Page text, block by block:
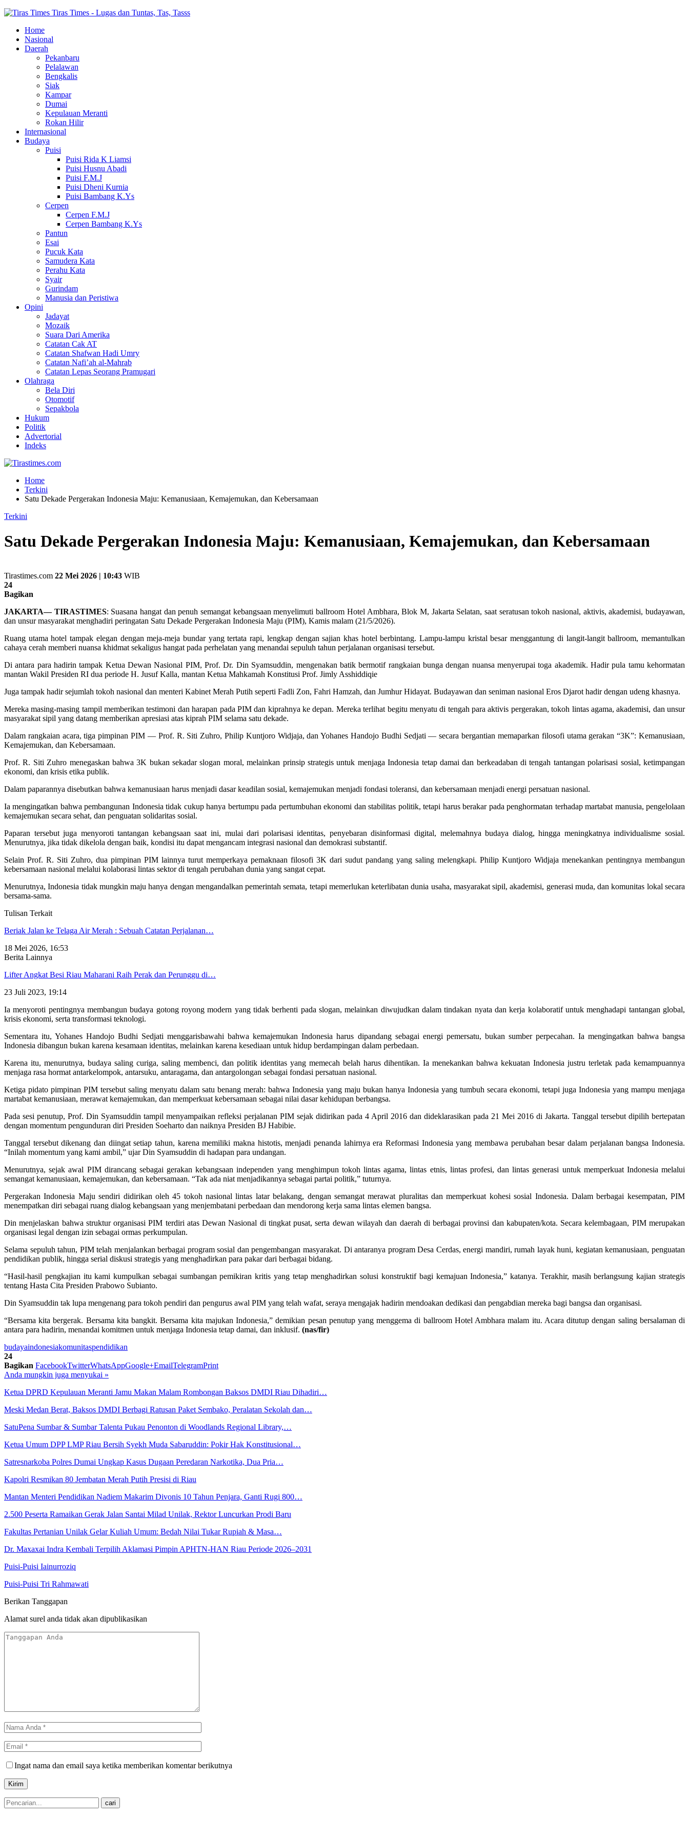
Tiras Times - Lugas dan Tuntas, Tas, Tasss
Home
Nasional
Daerah
Pekanbaru
Pelalawan
Bengkalis
Siak
Kampar
Dumai
Kepulauan Meranti
Rokan Hilir
Internasional
Budaya
Puisi
Puisi Rida K Liamsi
Puisi Husnu Abadi
Puisi F.M.J
Puisi Dheni Kurnia
Puisi Bambang K.Ys
Cerpen
Cerpen F.M.J
Cerpen Bambang K.Ys
Pantun
Esai
Pucuk Kata
Samudera Kata
Perahu Kata
Syair
Gurindam
Manusia dan Peristiwa
Opini
Jadayat
Mozaik
Suara Dari Amerika
Catatan Cak AT
Catatan Shafwan Hadi Umry
Catatan Nafi’ah al-Mahrab
Catatan Lepas Seorang Pramugari
Olahraga
Bela Diri
Otomotif
Sepakbola
Hukum
Politik
Advertorial
Indeks
Home
Terkini
Satu Dekade Pergerakan Indonesia Maju: Kemanusiaan, Kemajemukan, dan Kebersamaan
Terkini
Satu Dekade Pergerakan Indonesia Maju: Kemanusiaan, Kemajemukan, dan Kebersamaan
Tirastimes.com 22 Mei 2026 | 10:43 WIB
24
Bagikan
JAKARTA— TIRASTIMES: Suasana hangat dan penuh semangat kebangsaan menyelimuti ballroom Hotel Ambhara, Blok M, Jakarta Selatan, saat seratusan tokoh nasional, aktivis, akademisi, budayawan,
dan unsur masyarakat menghadiri peringatan Satu Dekade Pergerakan Indonesia Maju (PIM), Kamis malam (21/5/2026).
Ruang utama hotel tampak elegan dengan meja-meja bundar yang tertata rapi, lengkap dengan sajian khas hotel berbintang. Lampu-lampu kristal besar menggantung di langit-langit ballroom, memantulkan
cahaya cerah memberi nuansa khidmat sekaligus hangat pada perhelatan yang menandai sepuluh tahun perjalanan organisasi tersebut.
Di antara para hadirin tampak Ketua Dewan Nasional PIM, Prof. Dr. Din Syamsuddin, mengenakan batik bermotif rangkaian bunga dengan nuansa menyerupai toga akademik. Hadir pula tamu kehormatan
mantan Wakil Presiden RI dua periode H. Jusuf Kalla, mantan Ketua Mahkamah Konstitusi Prof. Jimly Asshiddiqie
Juga tampak hadir sejumlah tokoh nasional dan menteri Kabinet Merah Putih seperti Fadli Zon, Fahri Hamzah, dan Jumhur Hidayat. Budayawan dan seniman nasional Eros Djarot hadir dengan udeng khasnya.
Mereka masing-masing tampil memberikan testimoni dan harapan pada PIM dan kiprahnya ke depan. Mereka terlihat begitu menyatu di tengah para aktivis pergerakan, tokoh lintas agama, akademisi, dan unsur
masyarakat sipil yang datang memberikan apresiasi atas kiprah PIM selama satu dekade.
Dalam rangkaian acara, tiga pimpinan PIM — Prof. R. Siti Zuhro, Philip Kuntjoro Widjaja, dan Yohanes Handojo Budhi Sedjati — secara bergantian memaparkan filosofi utama gerakan “3K”: Kemanusiaan,
Kemajemukan, dan Kebersamaan.
Prof. R. Siti Zuhro menegaskan bahwa 3K bukan sekadar slogan moral, melainkan prinsip strategis untuk menjaga Indonesia tetap damai dan berkeadaban di tengah tantangan polarisasi sosial, ketimpangan
ekonomi, dan krisis etika publik.
Dalam paparannya disebutkan bahwa kemanusiaan harus menjadi dasar keadilan sosial, kemajemukan menjadi fondasi toleransi, dan kebersamaan menjadi energi persatuan nasional.
Ia mengingatkan bahwa pembangunan Indonesia tidak cukup hanya bertumpu pada pertumbuhan ekonomi dan stabilitas politik, tetapi harus berakar pada penghormatan terhadap martabat manusia, pengelolaan
kemajemukan secara sehat, dan penguatan solidaritas sosial.
Paparan tersebut juga menyoroti tantangan kebangsaan saat ini, mulai dari polarisasi identitas, penyebaran disinformasi digital, melemahnya budaya dialog, hingga meningkatnya individualisme sosial.
Menurutnya, jika tidak dikelola dengan baik, kondisi itu dapat mengancam integrasi nasional dan demokrasi substantif.
Selain Prof. R. Siti Zuhro, dua pimpinan PIM lainnya turut memperkaya pemaknaan filosofi 3K dari sudut pandang yang saling melengkapi. Philip Kuntjoro Widjaja menekankan pentingnya membangun
kebersamaan nasional melalui kolaborasi lintas sektor di tengah perubahan dunia yang sangat cepat.
Menurutnya, Indonesia tidak mungkin maju hanya dengan mengandalkan pemerintah semata, tetapi memerlukan keterlibatan dunia usaha, masyarakat sipil, akademisi, generasi muda, dan komunitas lokal secara
bersama-sama.
Tulisan Terkait
Beriak Jalan ke Telaga Air Merah : Sebuah Catatan Perjalanan…
18 Mei 2026, 16:53
Berita Lainnya
Lifter Angkat Besi Riau Maharani Raih Perak dan Perunggu di…
23 Juli 2023, 19:14
Ia menyoroti pentingnya membangun budaya gotong royong modern yang tidak berhenti pada slogan, melainkan diwujudkan dalam tindakan nyata dan kerja kolaboratif untuk menghadapi tantangan global,
krisis ekonomi, serta transformasi teknologi.
Sementara itu, Yohanes Handojo Budhi Sedjati menggarisbawahi bahwa kemajemukan Indonesia harus dipandang sebagai energi pemersatu, bukan sumber perpecahan. Ia mengingatkan bahwa bangsa
Indonesia dibangun bukan karena kesamaan identitas, melainkan karena kesediaan untuk hidup berdampingan dalam perbedaan.
Karena itu, menurutnya, budaya saling curiga, saling membenci, dan politik identitas yang memecah belah harus dihentikan. Ia menekankan bahwa kekuatan Indonesia justru terletak pada kemampuannya
menjaga rasa hormat antarkelompok, antarsuku, antaragama, dan antargolongan sebagai fondasi persatuan nasional.
Ketiga pidato pimpinan PIM tersebut saling menyatu dalam satu benang merah: bahwa Indonesia yang maju bukan hanya Indonesia yang tumbuh secara ekonomi, tetapi juga Indonesia yang mampu menjaga
martabat kemanusiaan, merawat kemajemukan, dan memperkuat kebersamaan sebagai nilai dasar kehidupan berbangsa.
Pada sesi penutup, Prof. Din Syamsuddin tampil menyampaikan refleksi perjalanan PIM sejak didirikan pada 4 April 2016 dan dideklarasikan pada 21 Mei 2016 di Jakarta. Tanggal tersebut dipilih bertepatan
dengan momentum pengunduran diri Presiden Soeharto dan naiknya Presiden BJ Habibie.
Tanggal tersebut dikenang dan diingat setiap tahun, karena memiliki makna histotis, menjadi penanda lahirnya era Reformasi Indonesia yang membawa perubahan besar dalam perjalanan bangsa Indonesia.
“Inilah momentum yang kami ambil,” ujar Din Syamsuddin di hadapan para undangan.
Menurutnya, sejak awal PIM dirancang sebagai gerakan kebangsaan independen yang menghimpun tokoh lintas agama, lintas etnis, lintas profesi, dan lintas generasi untuk memperkuat Indonesia melalui
semangat kemanusiaan, kemajemukan, dan kebersamaan. “Tak ada niat menjadikannya sebagai partai politik,” tuturnya.
Pergerakan Indonesia Maju sendiri didirikan oleh 45 tokoh nasional lintas latar belakang, dengan semangat merawat pluralitas dan memperkuat kohesi sosial Indonesia. Dalam berbagai kesempatan, PIM
menempatkan diri sebagai ruang dialog kebangsaan yang menjembatani perbedaan dan mendorong kerja sama lintas elemen bangsa.
Din menjelaskan bahwa struktur organisasi PIM terdiri atas Dewan Nasional di tingkat pusat, serta dewan wilayah dan daerah di berbagai provinsi dan kabupaten/kota. Secara kelembagaan, PIM merupakan
organisasi legal dengan izin sebagai ormas perkumpulan.
Selama sepuluh tahun, PIM telah menjalankan berbagai program sosial dan pengembangan masyarakat. Di antaranya program Desa Cerdas, energi mandiri, rumah layak huni, kegiatan kemanusiaan, penguatan
pendidikan publik, hingga serial diskusi strategis yang menghadirkan para pakar dari berbagai bidang.
“Hasil-hasil pengkajian itu kami kumpulkan sebagai sumbangan pemikiran kritis yang tetap menghadirkan solusi konstruktif bagi kemajuan Indonesia,” katanya. Terakhir, masih berlangsung kajian strategis
tentang Hasta Cita Presiden Prabowo Subianto.
Din Syamsuddin tak lupa mengenang para tokoh pendiri dan pengurus awal PIM yang telah wafat, seraya mengajak hadirin mendoakan dedikasi dan pengabdian mereka bagi bangsa dan organisasi.
“Bersama kita bergerak. Bersama kita bangkit. Bersama kita majukan Indonesia,” demikian pesan penutup yang menggema di ballroom Hotel Ambhara malam itu. Acara ditutup dengan saling bersalaman di
antara para hadirin, menandai komitmen untuk menjaga Indonesia tetap damai, dan inklusif. (nas/fir)
budayaindonesiakomunitaspendidikan
24
Bagikan FacebookTwitterWhatsAppGoogle+EmailTelegramPrint
Anda mungkin juga menyukai »
Ketua DPRD Kepulauan Meranti Jamu Makan Malam Rombongan Baksos DMDI Riau Dihadiri…
Meski Medan Berat, Baksos DMDI Berbagi Ratusan Paket Sembako, Peralatan Sekolah dan…
SatuPena Sumbar & Sumbar Talenta Pukau Penonton di Woodlands Regional Library,…
Ketua Umum DPP LMP Riau Bersih Syekh Muda Sabaruddin: Pokir Hak Konstitusional…
Satresnarkoba Polres Dumai Ungkap Kasus Dugaan Peredaran Narkotika, Dua Pria…
Kapolri Resmikan 80 Jembatan Merah Putih Presisi di Riau
Mantan Menteri Pendidikan Nadiem Makarim Divonis 10 Tahun Penjara, Ganti Rugi 800…
2.500 Peserta Ramaikan Gerak Jalan Santai Milad Unilak, Rektor Luncurkan Prodi Baru
Fakultas Pertanian Unilak Gelar Kuliah Umum: Bedah Nilai Tukar Rupiah & Masa…
Dr. Maxaxai Indra Kembali Terpilih Aklamasi Pimpin APHTN-HAN Riau Periode 2026–2031
Puisi-Puisi Iainurroziq
Puisi-Puisi Tri Rahmawati
Berikan Tanggapan
Alamat surel anda tidak akan dipublikasikan
Ingat nama dan email saya ketika memberikan komentar berikutnya